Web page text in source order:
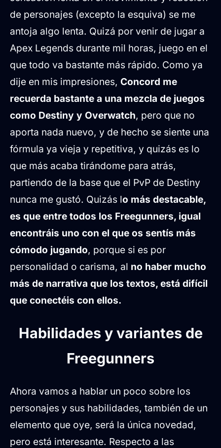
de personajes (excepto la esquiva) se me
antoja algo lenta. Quizá por venir de jugar a
Apex Legends durante mil horas, juego en el
que todo va bastante más rápido. Como ya
dije en mis impresiones, Concord me
recuerda bastante a una mezcla de juegos
como Destiny y Overwatch, pero que no
aporta nada nuevo, y de hecho se siente una
fórmula ya vieja y repetitiva, y quizás es lo
que más acaba tirándome para atrás,
partiendo de la base que el PvP de Destiny
nunca me gustó. Quizás lo más destacable,
es que entre todos los Freegunners, igual
encontráis uno con el que os sentís más
cómodo jugando, porque si es por
personalidad o carisma, al no haber mucho
más de narrativa que los textos, está difícil
que conectéis con ellos.
Habilidades y variantes de
Freegunners
Ahora vamos a hablar un poco sobre los
personajes y sus habilidades, también de un
elemento que oye, será la única novedad,
pero está interesante. Respecto a las